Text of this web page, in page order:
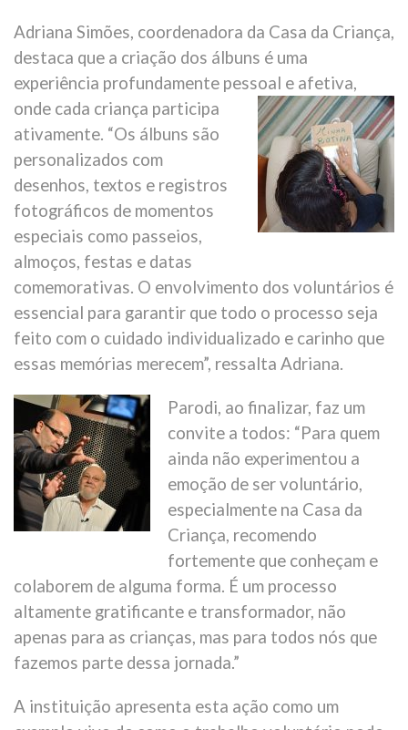
Adriana Simões, coordenadora da Casa da Criança,
destaca que a criação dos álbuns é uma
experiência profundamente pessoal e afetiva,
onde cada criança participa
ativamente. “Os álbuns são
personalizados com
desenhos, textos e registros
fotográficos de momentos
especiais como passeios,
almoços, festas e datas
comemorativas. O envolvimento dos voluntários é
essencial para garantir que todo o processo seja
feito com o cuidado individualizado e carinho que
essas memórias merecem”, ressalta Adriana.
Parodi, ao finalizar, faz um
convite a todos: “Para quem
ainda não experimentou a
emoção de ser voluntário,
especialmente na Casa da
Criança, recomendo
fortemente que conheçam e
colaborem de alguma forma. É um processo
altamente gratificante e transformador, não
apenas para as crianças, mas para todos nós que
fazemos parte dessa jornada.”
A instituição apresenta esta ação como um